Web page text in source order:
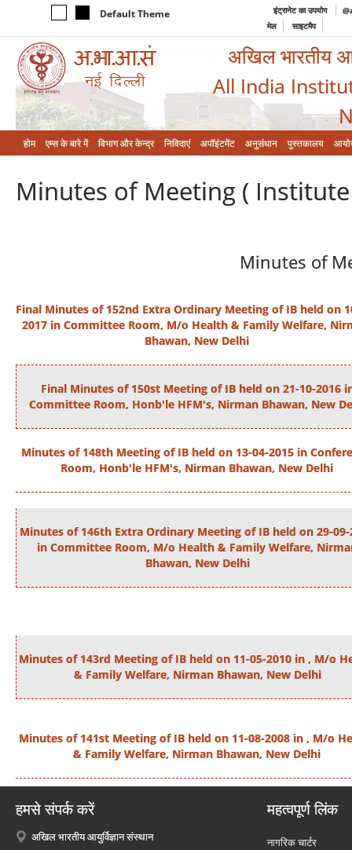
Default Theme इंट्रानेट का उपयोग
मेल
साइटमैप
अखिल भारतीय
All India
होम एम्‍स के बारे में विभाग और केन्‍द्र निविदाएं अपॉइंटमेंट अनुसंधान पुस्तकालय
Minutes of Meeting (
Minutes of
Final Minutes of 152nd Extra Ordinary Meeting of IB held on
2017 in Committee Room, M/o Health & Family Welfare,
Bhawan, New Delhi
Final Minutes of 150st Meeting of IB held on 21-10-2016
Committee Room, Honb'le HFM's, Nirman Bhawan, New
Minutes of 148th Meeting of IB held on 13-04-2015 in
Room, Honb'le HFM's, Nirman Bhawan, New Delhi
Minutes of 146th Extra Ordinary Meeting of IB held on 29-09-
in Committee Room, M/o Health & Family Welfare,
Bhawan, New Delhi
Minutes of 143rd Meeting of IB held on 11-05-2010 in , M/o
& Family Welfare, Nirman Bhawan, New Delhi
Minutes of 141st Meeting of IB held on 11-08-2008 in , M/o
& Family Welfare, Nirman Bhawan, New Delhi
हमसे संपर्क करें
अखिल भारतीय आयुर्विज्ञान संस्थान
महत्वपूर्ण लिंक
नागरिक चार्टर